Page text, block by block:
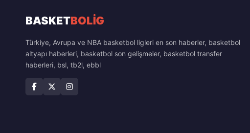
BASKETBOLİG
Türkiye, Avrupa ve NBA basketbol ligleri en son haberler, basketbol
altyapı haberleri, basketbol son gelişmeler, basketbol transfer
haberleri, bsl, tb2l, ebbl